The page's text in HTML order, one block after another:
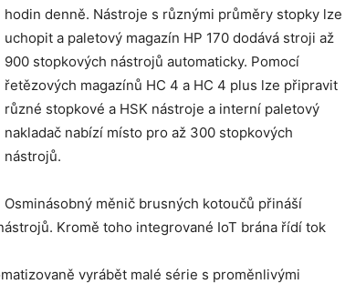
hodin denně. Nástroje s různými průměry stopky lze
uchopit a paletový magazín HP 170 dodává stroji až
900 stopkových nástrojů automaticky. Pomocí
řetězových magazínů HC 4 a HC 4 plus lze připravit
různé stopkové a HSK nástroje a interní paletový
nakladač nabízí místo pro až 300 stopkových
nástrojů.
Osminásobný měnič brusných kotoučů přináší
Kromě toho integrované IoT brána řídí tok
vyrábět malé série s proměnlivými